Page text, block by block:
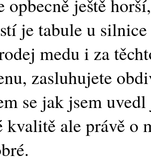
opbecně ještě
je tabule u
medu i za
zasluhujete
se jak jsem
kvalitě ale právě o